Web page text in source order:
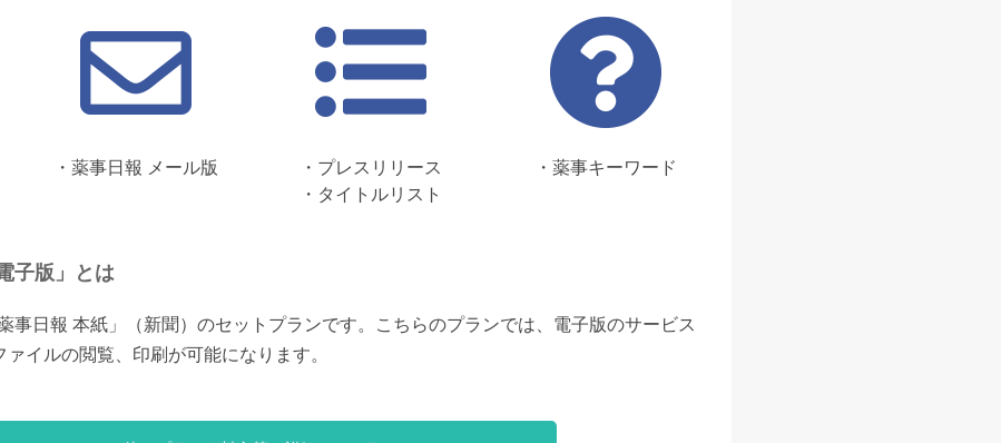
・薬事日報 メール版
・プレスリリース
・タイトルリスト
・薬事キーワード
子版」とは
事日報 本紙」（新聞）のセットプランです。こちらのプランでは、電子版のサービス
イルの閲覧、印刷が可能になります。